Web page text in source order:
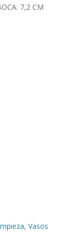
7,2 CM
, Vasos